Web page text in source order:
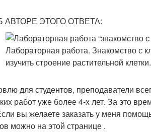
ЭТОГО ОТВЕТА:
для студентов, преподаватели
работ уже более 4-х лет. За это
вы желаете заказать у меня
можно на этой странице .